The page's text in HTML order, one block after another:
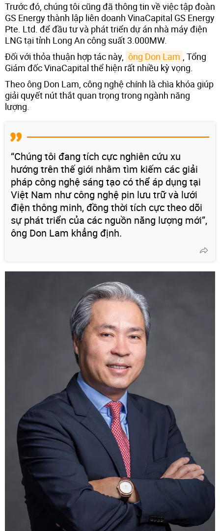
Trước đó, chúng tôi cũng đã thông tin về việc tập đoàn
GS Energy thành lập liên doanh VinaCapital GS Energy
Pte. Ltd. để đầu tư và phát triển dự án nhà máy điện
LNG tại tỉnh Long An công suất 3.000MW.
Đối với thỏa thuận hợp tác này, ông Don Lam , Tổng
Giám đốc VinaCapital thể hiện rất nhiều kỳ vọng.
Theo ông Don Lam, công nghệ chính là chìa khóa giúp
giải quyết nút thắt quan trọng trong ngành năng
lượng.
“Chúng tôi đang tích cực nghiên cứu xu
hướng trên thế giới nhằm tìm kiếm các giải
pháp công nghệ sáng tạo có thể áp dụng tại
Việt Nam như công nghệ pin lưu trữ và lưới
điện thông minh, đồng thời tích cực theo dõi
sự phát triển của các nguồn năng lượng mới”,
ông Don Lam khẳng định.